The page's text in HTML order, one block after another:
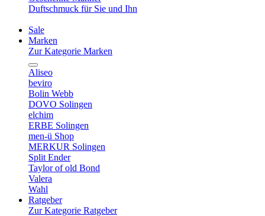
Duftschmuck für Sie und Ihn
Sale
Marken
Zur Kategorie Marken
Aliseo
beviro
Bolin Webb
DOVO Solingen
elchim
ERBE Solingen
men-ü Shop
MERKUR Solingen
Split Ender
Taylor of old Bond
Valera
Wahl
Ratgeber
Zur Kategorie Ratgeber